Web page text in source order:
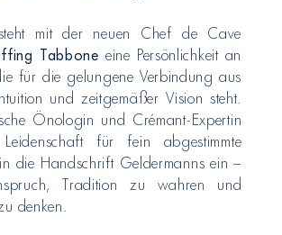
mit der neuen Chef de Cave
Tabbone eine Persönlichkeit an
für die gelungene Verbindung aus
und zeitgemäßer Vision steht.
Önologin und Crémant-Expertin
für fein abgestimmte
die Handschrift Geldermanns ein –
Tradition zu wahren und
denken.